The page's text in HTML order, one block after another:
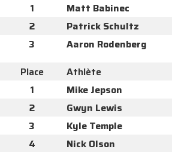
1 Matt Babinec
2 Patrick Schultz
3 Aaron Rodenberg
Place Athlète
1 Mike Jepson
2 Gwyn Lewis
3 Kyle Temple
4 Nick Olson